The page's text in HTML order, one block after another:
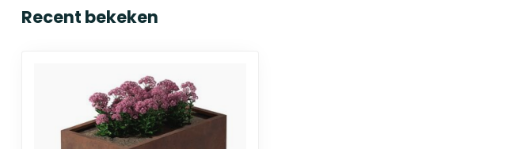
Recent bekeken